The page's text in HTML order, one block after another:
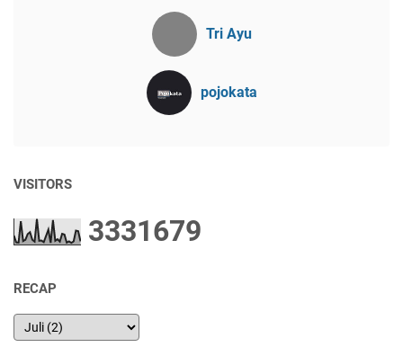
Tri Ayu
pojokata
VISITORS
3331679
RECAP